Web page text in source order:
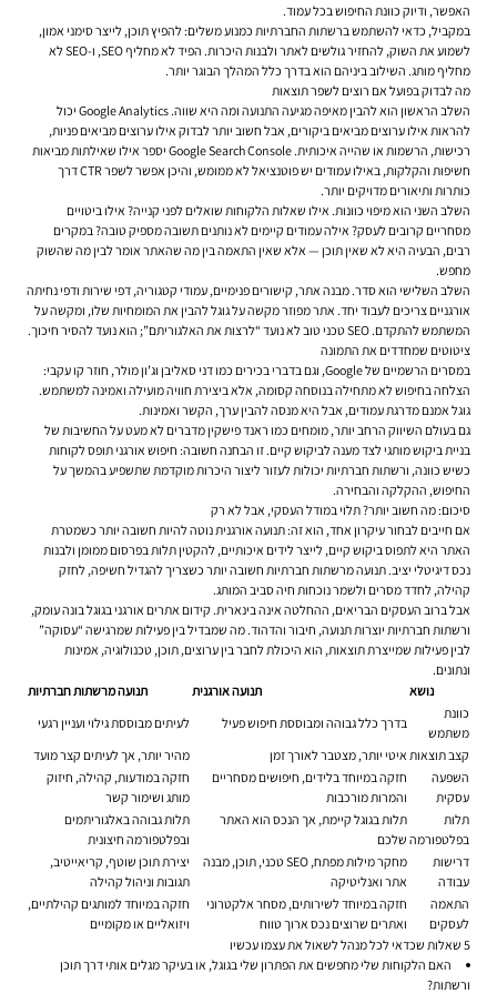
האפשר, ודיוק כוונת החיפוש בכל עמוד.
במקביל, כדאי להשתמש ברשתות החברתיות כמנוע משלים: להפיץ תוכן, לייצר סימני אמון,
לשמוע את השוק, להחזיר גולשים לאתר ולבנות היכרות. הפיד לא מחליף SEO, ו-SEO לא
מחליף מותג. השילוב ביניהם הוא בדרך כלל המהלך הבוגר יותר.
מה לבדוק בפועל אם רוצים לשפר תוצאות
השלב הראשון הוא להבין מאיפה מגיעה התנועה ומה היא שווה. Google Analytics יכול
להראות אילו ערוצים מביאים ביקורים, אבל חשוב יותר לבדוק אילו ערוצים מביאים פניות,
רכישות, הרשמות או שהייה איכותית. Google Search Console יספר אילו שאילתות מביאות
חשיפות והקלקות, באילו עמודים יש פוטנציאל לא ממומש, והיכן אפשר לשפר CTR דרך
כותרות ותיאורים מדויקים יותר.
השלב השני הוא מיפוי כוונות. אילו שאלות הלקוחות שואלים לפני קנייה? אילו ביטויים
מסחריים קרובים לעסק? אילה עמודים קיימים לא נותנים תשובה מספיק טובה? במקרים
רבים, הבעיה היא לא שאין תוכן — אלא שאין התאמה בין מה שהאתר אומר לבין מה שהשוק
מחפש.
השלב השלישי הוא סדר. מבנה אתר, קישורים פנימיים, עמודי קטגוריה, דפי שירות ודפי נחיתה
אורגניים צריכים לעבוד יחד. אתר מפוזר מקשה על גוגל להבין את המומחיות שלו, ומקשה על
המשתמש להתקדם. SEO טכני טוב לא נועד “לרצות את האלגוריתם”; הוא נועד להסיר חיכוך.
ציטוטים שמחדדים את התמונה
במסרים הרשמיים של Google, וגם בדברי בכירים כמו דני סאליבן וג’ון מולר, חוזר קו עקבי:
הצלחה בחיפוש לא מתחילה בנוסחה קסומה, אלא ביצירת חוויה מועילה ואמינה למשתמש.
גוגל אמנם מדרגת עמודים, אבל היא מנסה להבין ערך, הקשר ואמינות.
גם בעולם השיווק הרחב יותר, מומחים כמו ראנד פישקין מדברים לא מעט על החשיבות של
בניית ביקוש מותגי לצד מענה לביקוש קיים. זו הבחנה חשובה: חיפוש אורגני תופס לקוחות
כשיש כוונה, ורשתות חברתיות יכולות לעזור ליצור היכרות מוקדמת שתשפיע בהמשך על
החיפוש, ההקלקה והבחירה.
סיכום: מה חשוב יותר? תלוי במודל העסקי, אבל לא רק
אם חייבים לבחור עיקרון אחד, הוא זה: תנועה אורגנית נוטה להיות חשובה יותר כשמטרת
האתר היא לתפוס ביקוש קיים, לייצר לידים איכותיים, להקטין תלות בפרסום ממומן ולבנות
נכס דיגיטלי יציב. תנועה מרשתות חברתיות חשובה יותר כשצריך להגדיל חשיפה, לחזק
קהילה, לחדד מסרים ולשמר נוכחות חיה סביב המותג.
אבל ברוב העסקים הבריאים, ההחלטה אינה בינארית. קידום אתרים אורגני בגוגל בונה עומק,
ורשתות חברתיות יוצרות תנועה, חיבור והדהוד. מה שמבדיל בין פעילות שמרגישה “עסוקה”
לבין פעילות שמייצרת תוצאות, הוא היכולת לחבר בין ערוצים, תוכן, טכנולוגיה, אמינות
ונתונים.
נושא
תנועה אורגנית
תנועה מרשתות חברתיות
כוונת
משתמש
בדרך כלל גבוהה ומבוססת חיפוש פעיל
לעיתים מבוססת גילוי ועניין רגעי
קצב תוצאות איטי יותר, מצטבר לאורך זמן
מהיר יותר, אך לעיתים קצר מועד
השפעה
עסקית
חזקה במיוחד בלידים, חיפושים מסחריים
והמרות מורכבות
חזקה במודעות, קהילה, חיזוק
מותג ושימור קשר
תלות
בפלטפורמה
תלות בגוגל קיימת, אך הנכס הוא האתר
שלכם
תלות גבוהה באלגוריתמים
ובפלטפורמה חיצונית
דרישות
עבודה
מחקר מילות מפתח, SEO טכני, תוכן, מבנה
אתר ואנליטיקה
יצירת תוכן שוטף, קריאייטיב,
תגובות וניהול קהילה
התאמה
לעסקים
חזקה במיוחד לשירותים, מסחר אלקטרוני
ואתרים שרוצים נכס ארוך טווח
חזקה במיוחד למותגים קהילתיים,
ויזואליים או מקומיים
5 שאלות שכדאי לכל מנהל לשאול את עצמו עכשיו
האם הלקוחות שלי מחפשים את הפתרון שלי בגוגל, או בעיקר מגלים אותי דרך תוכן
ורשתות?